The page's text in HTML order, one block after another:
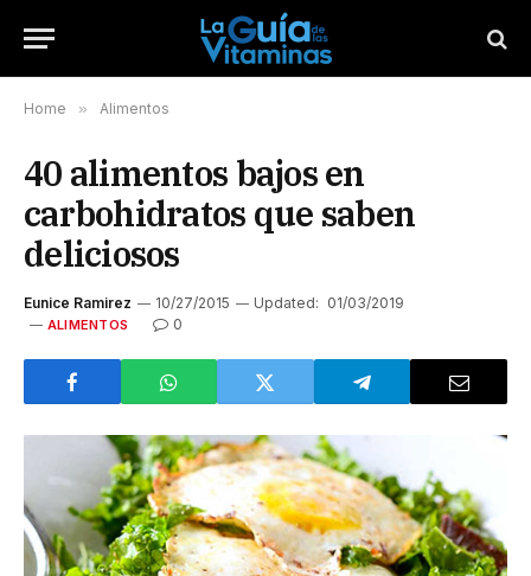
Home » Alimentos
40 alimentos bajos en
carbohidratos que saben
deliciosos
Eunice Ramirez 10/27/2015 Updated: 01/03/2019
ALIMENTOS 0